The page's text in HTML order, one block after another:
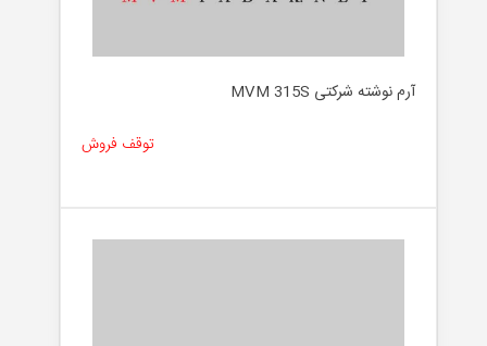
آرم نوشته شرکتی MVM 315S
توقف فروش